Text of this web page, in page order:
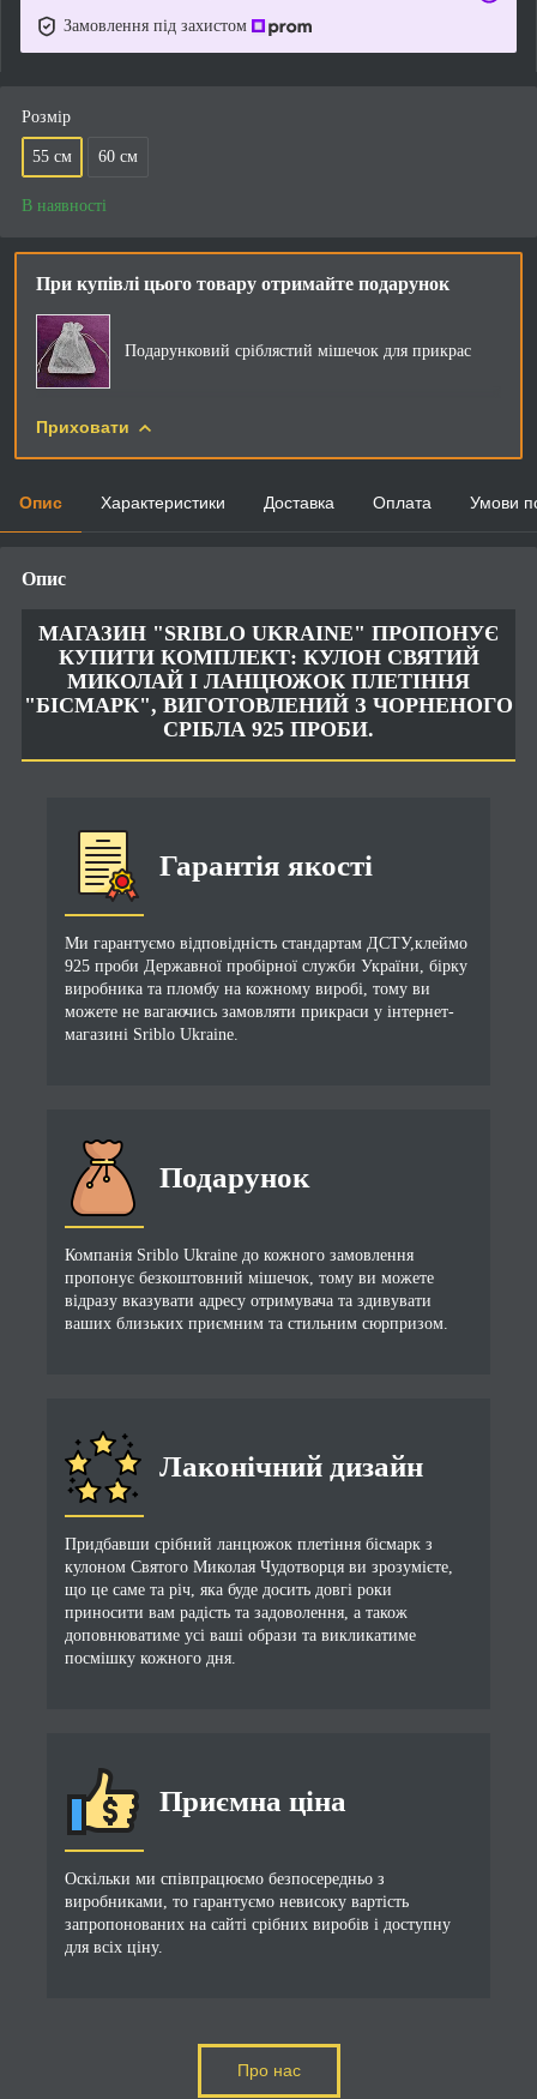
Замовлення під захистом
Розмір
55 см 60 см
В наявності
При купівлі цього товару отримайте подарунок
Подарунковий сріблястий мішечок для прикрас
Приховати
Опис Характеристики Доставка Оплата Умови
Опис
МАГАЗИН "SRIBLO UKRAINE" ПРОПОНУЄ
КУПИТИ КОМПЛЕКТ: КУЛОН СВЯТИЙ
МИКОЛАЙ І ЛАНЦЮЖОК ПЛЕТІННЯ
"БІСМАРК", ВИГОТОВЛЕНИЙ З ЧОРНЕНОГО
СРІБЛА 925 ПРОБИ.
Гарантія якості
Ми гарантуємо відповідність стандартам ДСТУ,клеймо
925 проби Державної пробірної служби України, бірку
виробника та пломбу на кожному виробі, тому ви
можете не вагаючись замовляти прикраси у інтернет-
магазині Sriblo Ukraine.
Подарунок
Компанія Sriblo Ukraine до кожного замовлення
пропонує безкоштовний мішечок, тому ви можете
відразу вказувати адресу отримувача та здивувати
ваших близьких приємним та стильним сюрпризом.
Лаконічний дизайн
Придбавши срібний ланцюжок плетіння бісмарк з
кулоном Святого Миколая Чудотворця ви зрозумієте,
що це саме та річ, яка буде досить довгі роки
приносити вам радість та задоволення, а також
доповнюватиме усі ваші образи та викликатиме
посмішку кожного дня.
Приємна ціна
Оскільки ми співпрацюємо безпосередньо з
виробниками, то гарантуємо невисоку вартість
запропонованих на сайті срібних виробів і доступну
для всіх ціну.
Про нас